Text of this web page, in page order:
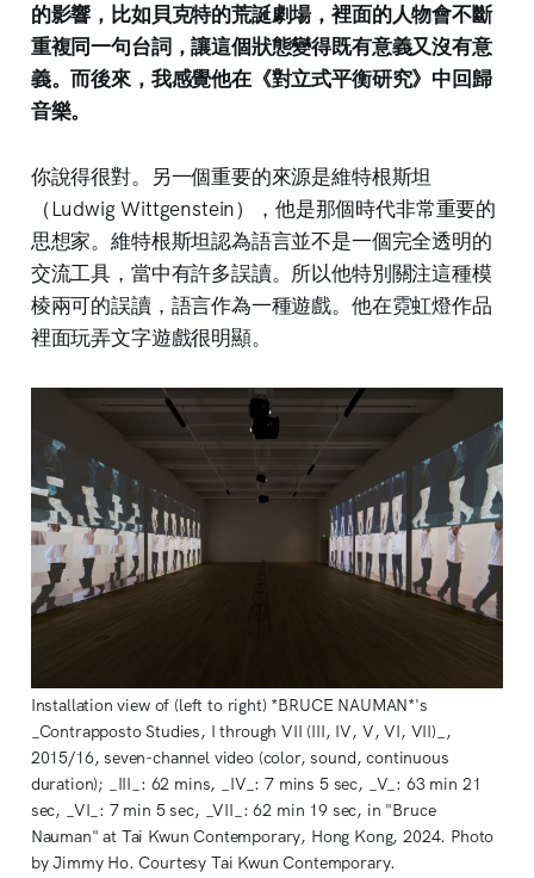
的影響，比如貝克特的荒誕劇場，裡面的人物會不斷
重複同一句台詞，讓這個狀態變得既有意義又沒有意
義。而後來，我感覺他在《對立式平衡研究》中回歸
音樂。
你說得很對。另一個重要的來源是維特根斯坦
（Ludwig Wittgenstein），他是那個時代非常重要的
思想家。維特根斯坦認為語言並不是一個完全透明的
交流工具，當中有許多誤讀。所以他特別關注這種模
棱兩可的誤讀，語言作為一種遊戲。他在霓虹燈作品
裡面玩弄文字遊戲很明顯。
Installation view of (left to right) *BRUCE NAUMAN*'s
_Contrapposto Studies, I through VII (III, IV, V, VI, VII)_,
2015/16, seven-channel video (color, sound, continuous
duration); _III_: 62 mins, _IV_: 7 mins 5 sec, _V_: 63 min 21
sec, _VI_: 7 min 5 sec, _VII_: 62 min 19 sec, in "Bruce
Nauman" at Tai Kwun Contemporary, Hong Kong, 2024. Photo
by Jimmy Ho. Courtesy Tai Kwun Contemporary.